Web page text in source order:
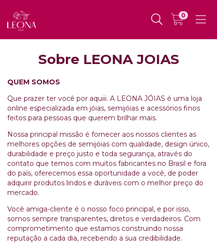
0
Sobre LEONA JOIAS
QUEM SOMOS
Que prazer ter você por aquiii. A LEONA JÓIAS é uma loja
online especializada em jóias, semijóias e acessórios finos
feitos para pessoas que querem brilhar mais.
Nossa principal missão é fornecer aos nossos clientes as
melhores opções de semijóias com qualidade, design único,
durabilidade e preço justo e toda segurança, através do
contato que temos com muitos fabricantes no Brasil e fora
do país, oferecemos essa oportunidade a você, de poder
adquirir produtos lindos e duráveis com o melhor preço do
mercado.
Você amiga-cliente é o nosso foco principal, e por isso,
somos sempre transparentes, diretos e verdadeiros. Com
comprometimento que estamos construindo nossa
reputação a cada dia, recebendo a sua credibilidade.